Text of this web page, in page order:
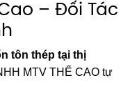
– Đối Tác
tôn thép tại thị
MTV THẾ CAO tự